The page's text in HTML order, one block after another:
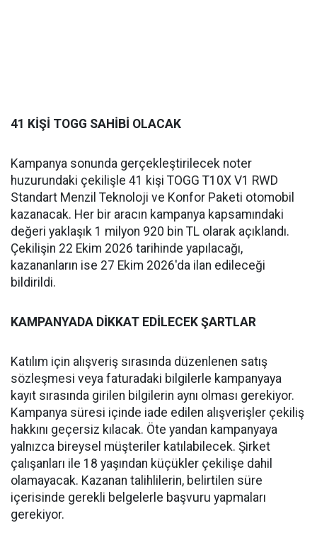
41 KİŞİ TOGG SAHİBİ OLACAK
Kampanya sonunda gerçekleştirilecek noter
huzurundaki çekilişle 41 kişi TOGG T10X V1 RWD
Standart Menzil Teknoloji ve Konfor Paketi otomobil
kazanacak. Her bir aracın kampanya kapsamındaki
değeri yaklaşık 1 milyon 920 bin TL olarak açıklandı.
Çekilişin 22 Ekim 2026 tarihinde yapılacağı,
kazananların ise 27 Ekim 2026'da ilan edileceği
bildirildi.
KAMPANYADA DİKKAT EDİLECEK ŞARTLAR
Katılım için alışveriş sırasında düzenlenen satış
sözleşmesi veya faturadaki bilgilerle kampanyaya
kayıt sırasında girilen bilgilerin aynı olması gerekiyor.
Kampanya süresi içinde iade edilen alışverişler çekiliş
hakkını geçersiz kılacak. Öte yandan kampanyaya
yalnızca bireysel müşteriler katılabilecek. Şirket
çalışanları ile 18 yaşından küçükler çekilişe dahil
olamayacak. Kazanan talihlilerin, belirtilen süre
içerisinde gerekli belgelerle başvuru yapmaları
gerekiyor.